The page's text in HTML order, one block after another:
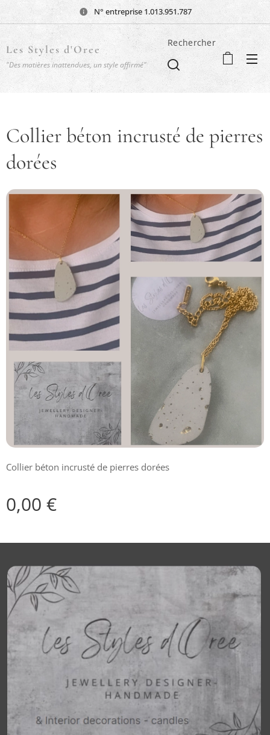
N° entreprise 1.013.951.787
Les Styles d'Oree
"Des matières inattendues, un style affirmé"
Rechercher
Collier béton incrusté de pierres
dorées
Collier béton incrusté de pierres dorées
0,00 €